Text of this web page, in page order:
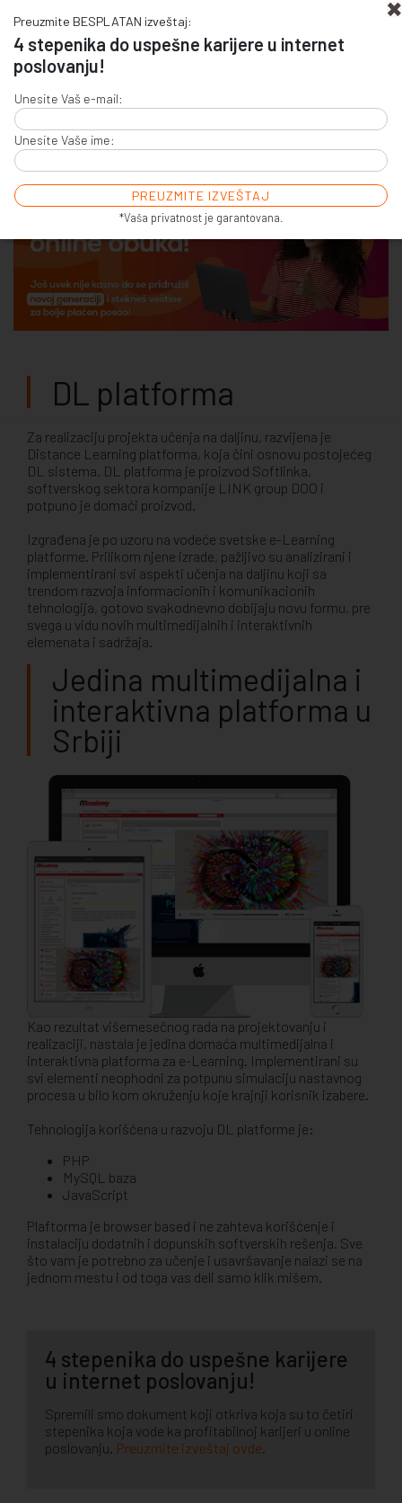
Preuzmite BESPLATAN izveštaj:
4 stepenika do uspešne karijere u internet
poslovanju!
Unesite Vaš e-mail:
Unesite Vaše ime:
*Vaša privatnost je garantovana.
+381 (0)11 7856 156
E-COMMERCE & SALES
ONLINE ADVERTISING
E-BUSINESS & E-MARKETING
DL platforma
Za realizaciju projekta učenja na daljinu, razvijena je
Distance Learning platforma, koja čini osnovu postojećeg
DL sistema. DL platforma je proizvod Softlinka,
softverskog sektora kompanije LINK group DOO i
potpuno je domaći proizvod.
Izgrađena je po uzoru na vodeće svetske e-Learning
platforme. Prilikom njene izrade, pažljivo su analizirani i
implementirani svi aspekti učenja na daljinu koji sa
trendom razvoja informacionih i komunikacionih
tehnologija, gotovo svakodnevno dobijaju novu formu, pre
svega u vidu novih multimedijalnih i interaktivnih
elemenata i sadržaja.
Jedina multimedijalna i
interaktivna platforma u
Srbiji
Kao rezultat višemesečnog rada na projektovanju i
realizaciji, nastala je jedina domaća multimedijalna i
interaktivna platforma za e-Learning. Implementirani su
svi elementi neophodni za potpunu simulaciju nastavnog
procesa u bilo kom okruženju koje krajnji korisnik izabere.
Tehnologija korišćena u razvoju DL platforme je:
PHP
MySQL baza
JavaScript
Plaftorma je browser based i ne zahteva korišćenje i
instalaciju dodatnih i dopunskih softverskih rešenja. Sve
što vam je potrebno za učenje i usavršavanje nalazi se na
jednom mestu i od toga vas deli samo klik mišem.
4 stepenika do uspešne karijere
u internet poslovanju!
Spremili smo dokument koji otkriva koja su to četiri
stepenika koja vode ka profitabilnoj karijeri u online
poslovanju. Preuzmite izveštaj ovde.